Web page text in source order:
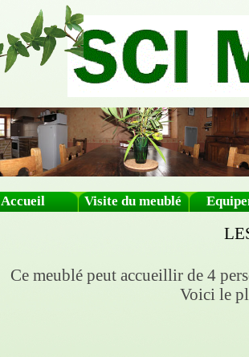
Ce meublé peut accueillir de 4
Voici le
Accueil Visite du meublé